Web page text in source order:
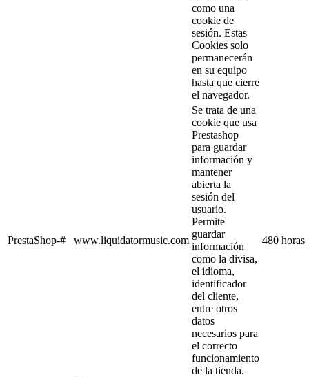
como una
cookie de
sesión. Estas
Cookies solo
permanecerán
en su equipo
hasta que cierre
el navegador.
PrestaShop-# www.liquidatormusic.com
Se trata de una
cookie que usa
Prestashop
para guardar
información y
mantener
abierta la
sesión del
usuario.
Permite
guardar
información
como la divisa,
el idioma,
identificador
del cliente,
entre otros
datos
necesarios para
el correcto
funcionamiento
de la tienda.
480 horas